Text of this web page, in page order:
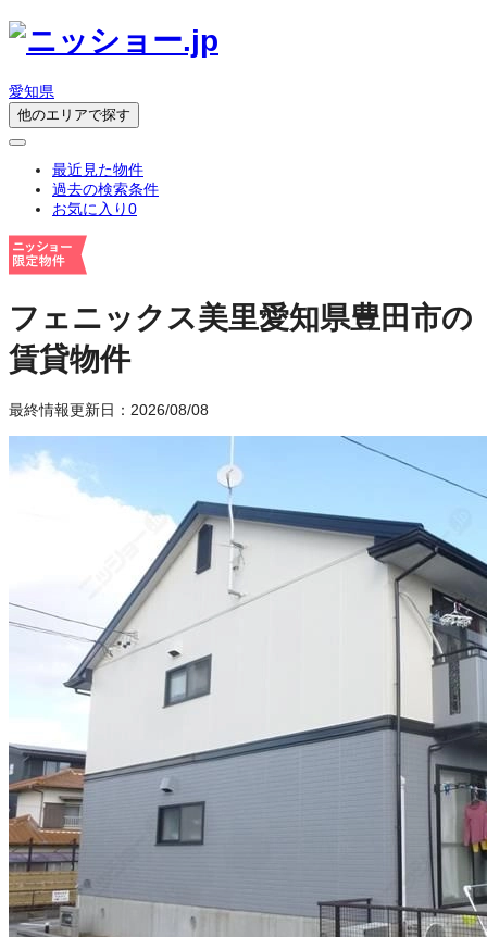
愛知県
他のエリアで探す
最近見た物件
過去の検索条件
お気に入り0
フェニックス美里愛知県豊田市の
賃貸物件
最終情報更新日：2026/08/08